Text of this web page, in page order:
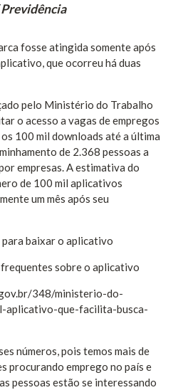
fosse atingida somente após
que ocorreu há duas
pelo Ministério do Trabalho
o acesso a vagas de empregos
100 mil downloads até a última
de 2.368 pessoas a
empresas. A estimativa do
de 100 mil aplicativos
um mês após seu
para baixar o aplicativo
frequentes sobre o aplicativo
348/ministerio-do-
aplicativo-que-facilita-busca-
números, pois temos mais de
procurando emprego no país e
pessoas estão se interessando